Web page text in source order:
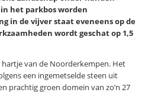
het parkbos worden
in de vijver staat eveneens op de
wordt geschat op 1,5
van de Noorderkempen. Het
een ingemetselde steen uit
prachtig groen domein van zo’n 27